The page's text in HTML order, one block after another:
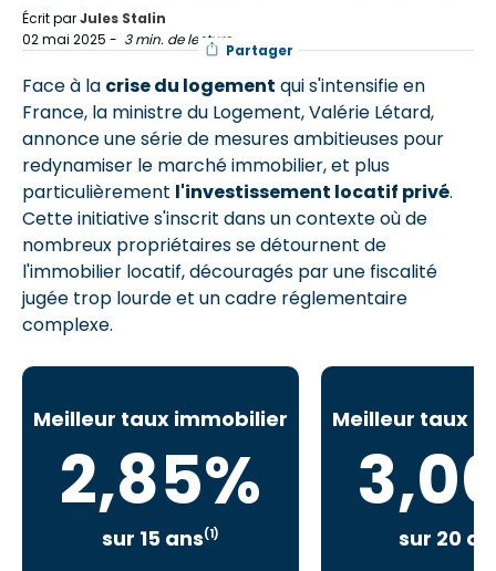
Écrit parJules Stalin
02 mai 2025 - 3 min. de lecture
Partager
Face à la crise du logement qui s'intensifie en
France, la ministre du Logement, Valérie Létard,
annonce une série de mesures ambitieuses pour
redynamiser le marché immobilier, et plus
particulièrement l'investissement locatif privé.
Cette initiative s'inscrit dans un contexte où de
nombreux propriétaires se détournent de
l'immobilier locatif, découragés par une fiscalité
jugée trop lourde et un cadre réglementaire
complexe.
Meilleur taux immobilier
2,85%
sur 15 ans(1)
Meilleur taux
sur 20